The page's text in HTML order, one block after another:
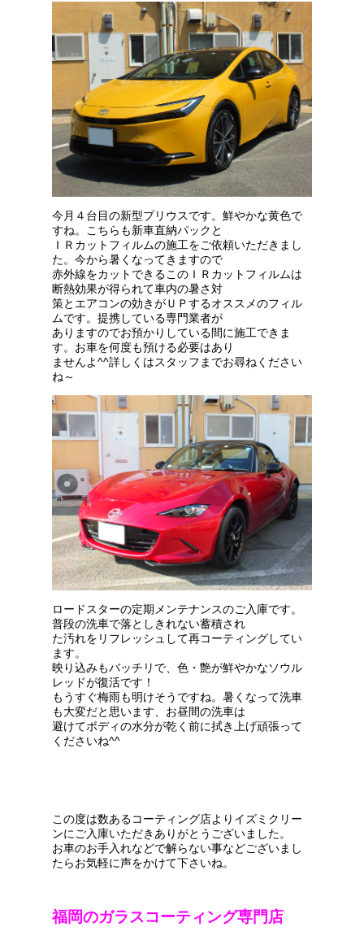
今月４台目の新型プリウスです。鮮やかな黄色で
すね。こちらも新車直納パックと
ＩＲカットフィルムの施工をご依頼いただきまし
た。今から暑くなってきますので
赤外線をカットできるこのＩＲカットフィルムは
断熱効果が得られて車内の暑さ対
策とエアコンの効きがＵＰするオススメのフィル
ムです。提携している専門業者が
ありますのでお預かりしている間に施工できま
す。お車を何度も預ける必要はあり
ませんよ^^詳しくはスタッフまでお尋ねください
ね～
ロードスターの定期メンテナンスのご入庫です。
普段の洗車で落としきれない蓄積され
た汚れをリフレッシュして再コーティングしてい
ます。
映り込みもバッチリで、色・艶が鮮やかなソウル
レッドが復活です！
もうすぐ梅雨も明けそうですね。暑くなって洗車
も大変だと思います、お昼間の洗車は
避けてボディの水分が乾く前に拭き上げ頑張って
くださいね^^
この度は数あるコーティング店よりイズミクリー
ンにご入庫いただきありがとうございました。
お車のお手入れなどで解らない事などございまし
たらお気軽に声をかけて下さいね。
福岡のガラスコーティング専門店